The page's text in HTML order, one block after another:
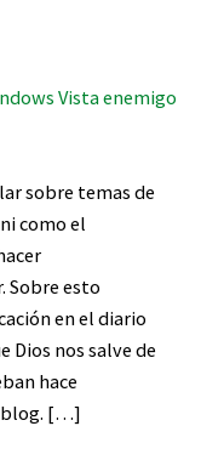
Vista enemigo
sobre temas de
como el
Sobre esto
en el diario
Dios nos salve de
hace
blog. […]